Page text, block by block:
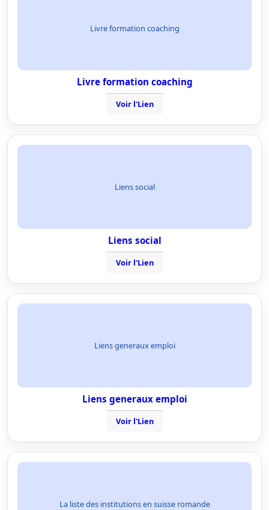
Livre formation coaching
Livre formation coaching
Voir l'Lien
Liens social
Liens social
Voir l'Lien
Liens generaux emploi
Liens generaux emploi
Voir l'Lien
La liste des institutions en suisse romande